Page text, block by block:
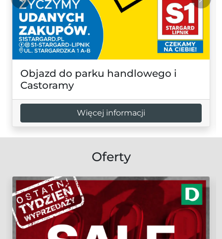
Objazd do parku handlowego i
Castoramy
Więcej informacji
Oferty